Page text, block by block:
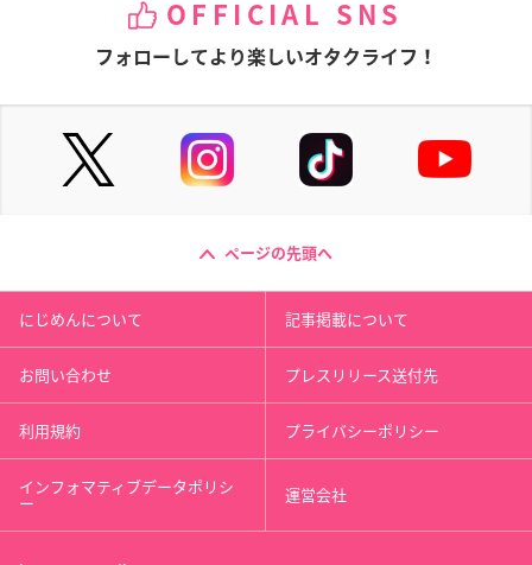
OFFICIAL SNS
フォローしてより楽しいオタクライフ！
ページの先頭へ
にじめんについて 記事掲載について
お問い合わせ プレスリリース送付先
利用規約 プライバシーポリシー
インフォマティブデータポリシ
ー 運営会社